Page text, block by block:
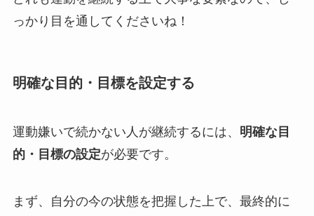
っかり目を通してくださいね！
明確な目的・目標を設定する
運動嫌いで続かない人が継続するには、 明確な目
的・目標の設定が必要です。
まず、自分の今の状態を把握した上で、最終的に